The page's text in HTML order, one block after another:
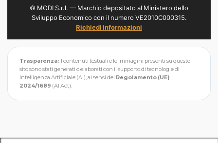
© MODI S.r.l. — Marchio depositato al Ministero dello
Sviluppo Economico con il numero VE2010C000315.
Richiedi informazioni
Trasparenza: I contenuti testuali e le immagini presenti su questo
sito sono stati generati o elaborati con il supporto di tecnologie di
Intelligenza Artificiale (AI), ai sensi del Regolamento (UE)
2024/1689 (AI Act).